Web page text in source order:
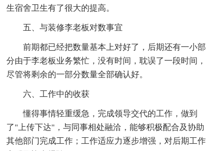
生宿舍卫生有了很大的提高。
五、与装修李老板对数事宜
前期都已经把数量基本上对好了，后期还有一小部
分由于李老板业务繁忙，没有时间，耽误了一段时间，
尽管将剩余的一部分数量全部确认好。
六、工作中的收获
懂得事情轻重缓急，完成领导交代的工作，做到
了"上传下达"，与同事相处融洽，能够积极配合及协助
其他部门完成工作；工作适应力逐步增强，对后期工作